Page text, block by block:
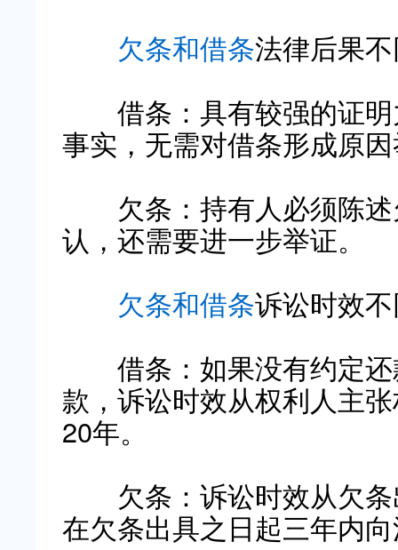
欠条和借条法律后果
借条：具有较强的证明
事实，无需对借条形成原
欠条：持有人必须陈述
认，还需要进一步举证。
欠条和借条诉讼时效
借条：如果没有约定还
款，诉讼时效从权利人主
20年。
欠条：诉讼时效从欠条
在欠条出具之日起三年内